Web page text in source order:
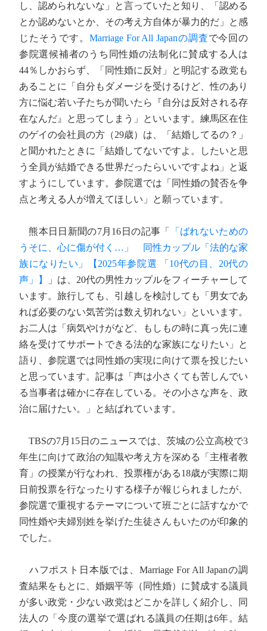
し、認められないな」と言っていたと知り、「認める
とか認めないとか、その考え方自体が暴力的だ」と感
じたそうです。 Marriage For All Japanの調査で今回の
参院選候補者のうち同性婚の法制化に賛成する人は
44％しかおらず、「同性婚に反対」と明記する政党も
あることに「自分もダメージを受けるけど、性のあり
方に悩む若い子たちが聞いたら『自分は反対される存
在なんだ』と思ってしまう」といいます。練馬区在住
のゲイの会社員の方（29歳）は、「結婚してるの？」
と聞かれたときに「結婚してないですよ。したいと思
う全員が結婚できる世界だったらいいですよね」と返
すようにしています。参院選では「同性婚の賛否を争
点と考える人が増えてほしい」と願っています。
熊本日日新聞の7月16日の記事「
「ばれないための
うそに、心に傷が付く…」 同性カップル「法的な家
族になりたい」【2025年参院選 「10代の目、20代の
声」】
」は、20代の男性カップルをフィーチャーして
います。旅行しても、引越しを検討しても「男女であ
れば必要のない気苦労は数え切れない」といいます。
お二人は「病気やけがなど、もしもの時に真っ先に連
絡を受けてサポートできる法的な家族になりたい」と
語り、参院選では同性婚の実現に向けて票を投じたい
と思っています。記事は「声は小さくても苦しんでい
る当事者は確かに存在している。その小さな声を、政
治に届けたい。」と結ばれています。
TBSの7月15日のニュースでは、茨城の公立高校で3
年生に向けて政治の知識や考え方を深める「主権者教
育」の授業が行なわれ、投票権がある18歳が実際に期
日前投票を行なったりする様子が報じられましたが、
参院選で重視するテーマについて班ごとに話すなかで
同性婚や夫婦別姓を挙げた生徒さんもいたのが印象的
でした。
ハフポスト日本版では、Marriage For All Japanの調
査結果をもとに、婚姻平等（同性婚）に賛成する議員
が多い政党・少ない政党はどこかを詳しく紹介し、同
法人の「今度の選挙で選ばれる議員の任期は6年。結